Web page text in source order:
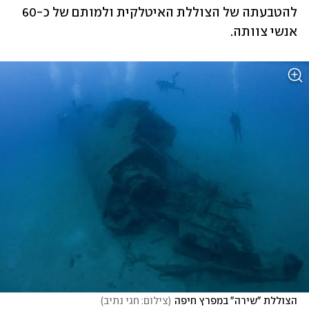
אנשי צוותה.
הצוללת "שירה" במפרץ חיפה (צילום: חגי נתיב)